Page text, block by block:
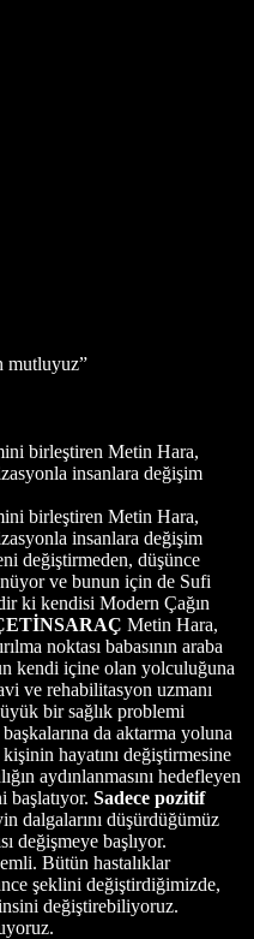
mutluyuz”
birleştiren Metin Hara,
insanlara değişim
birleştiren Metin Hara,
insanlara değişim
değiştirmeden, düşünce
ve bunun için de Sufi
ki kendisi Modern Çağın
Metin Hara,
noktası babasının araba
kendi içine olan yolculuğuna
ve rehabilitasyon uzmanı
bir sağlık problemi
başkalarına da aktarma yoluna
hayatını değiştirmesine
aydınlanmasını hedefleyen
başlatıyor. Sadece pozitif
dalgalarını düşürdüğümüz
değişmeye başlıyor.
Bütün hastalıklar
şeklini değiştirdiğimizde,
değiştirebiliyoruz.